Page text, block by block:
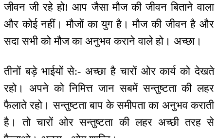
जीवन जी रहे हो! आप जैसा मौज की जीवन बिताने वाला
और कोई नहीं। मौजों का युग है। मौज की जीवन है और
सदा सभी को मौज का अनुभव कराने वाले हो। अच्छा।
तीनों बड़े भाईयों से:- अच्छा है चारों ओर कार्य को देखते
रहो। अपने को निमित्त जान सबमें सन्तुष्टता की लहर
फैलाते रहो। सन्तुष्टता बाप के समीपता का अनुभव कराती
है। तो चारों ओर सन्तुष्टता की लहर अच्छी तरह से